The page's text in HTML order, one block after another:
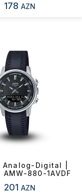
178 AZN
Analog-Digital |
880-1AVDF
201 AZN
məbləğ